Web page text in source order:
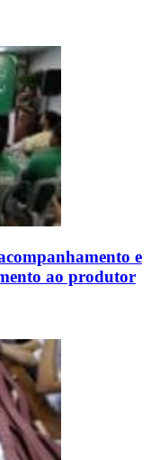
e
ao produtor